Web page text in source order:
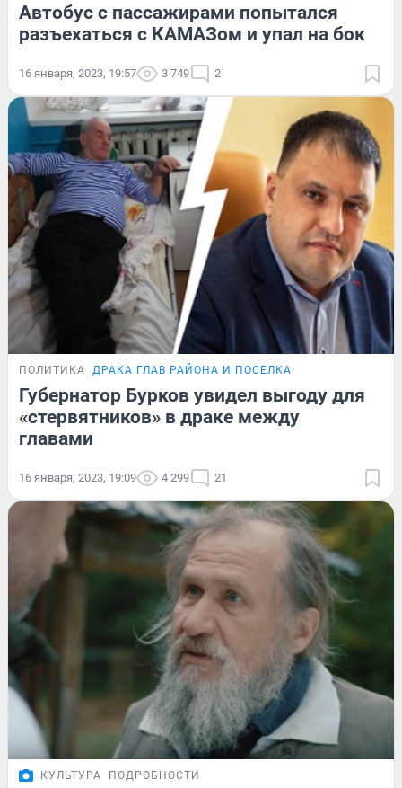
Автобус с пассажирами попытался
разъехаться с КАМАЗом и упал на бок
16 января, 2023, 19:57 3 749 2
ПОЛИТИКА ДРАКА ГЛАВ РАЙОНА И ПОСЕЛКА
Губернатор Бурков увидел выгоду для
«стервятников» в драке между
главами
16 января, 2023, 19:09 4 299 21
КУЛЬТУРА ПОДРОБНОСТИ